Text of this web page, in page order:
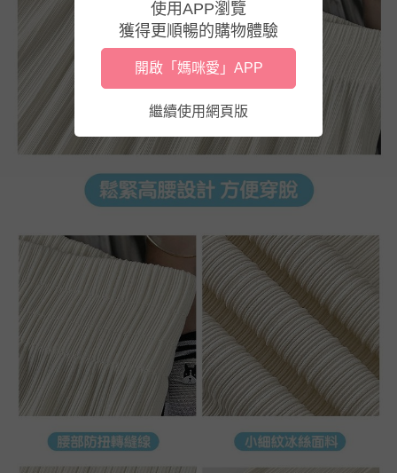
使用APP瀏覽
獲得更順暢的購物體驗
開啟「媽咪愛」APP
繼續使用網頁版